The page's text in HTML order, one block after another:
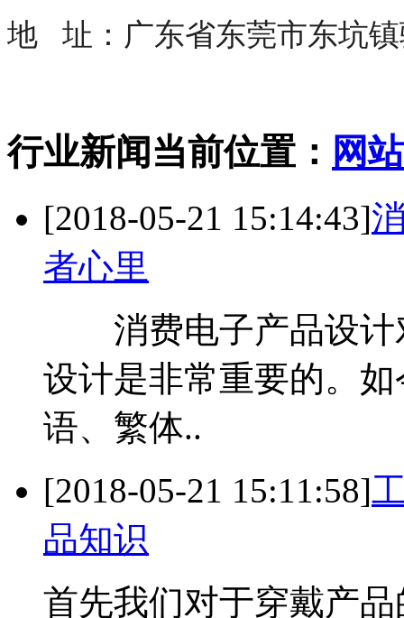
地 址：广东省东莞市东坑
行业新闻 当前位置： 网
[2018-05-21 15:14:43]
者心里
消费电子产品设计
设计是非常重要的。
语、繁体..
[2018-05-21 15:11:58]
品知识
首先我们对于穿戴产